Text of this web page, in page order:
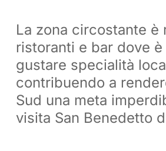
La zona circostante è
ristoranti e bar dove
gustare specialità
contribuendo a
Sud una meta
visita San Benedetto